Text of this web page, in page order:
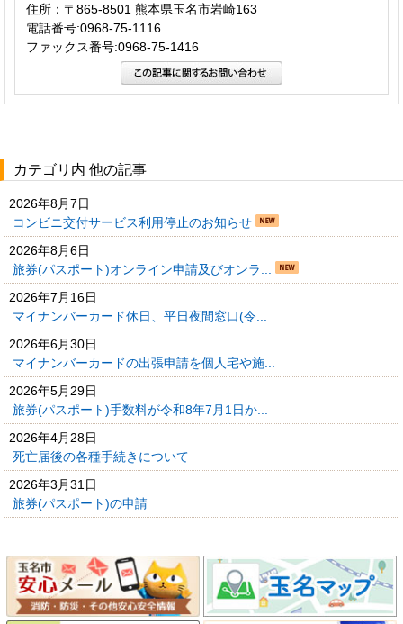
住所：〒865-8501 熊本県玉名市岩崎163
電話番号:0968-75-1116
ファックス番号:0968-75-1416
カテゴリ内 他の記事
2026年8月7日
コンビニ交付サービス利用停止のお知らせ
2026年8月6日
旅券(パスポート)オンライン申請及びオンラ...
2026年7月16日
マイナンバーカード休日、平日夜間窓口(令...
2026年6月30日
マイナンバーカードの出張申請を個人宅や施...
2026年5月29日
旅券(パスポート)手数料が令和8年7月1日か...
2026年4月28日
死亡届後の各種手続きについて
2026年3月31日
旅券(パスポート)の申請